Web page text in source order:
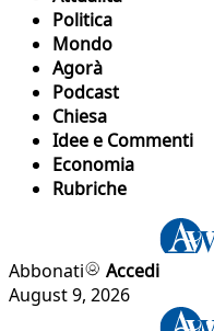
Politica
Mondo
Agorà
Podcast
Chiesa
Idee e Commenti
Economia
Rubriche
Abbonati
Accedi
August 9, 2026